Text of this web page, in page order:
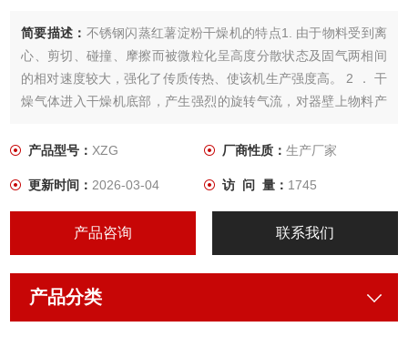
简要描述： 不锈钢闪蒸红薯淀粉干燥机的特点1. 由于物料受到离
心、剪切、碰撞、摩擦而被微粒化呈高度分散状态及固气两相间
的相对速度较大，强化了传质传热、使该机生产强度高。 2 ． 干
燥气体进入干燥机底部，产生强烈的旋转气流，对器壁上物料产
产品型号：XZG 厂商性质： 生产厂家
更新时间：2026-03-04 访 问 量： 1745
产品咨询 联系我们
产品分类